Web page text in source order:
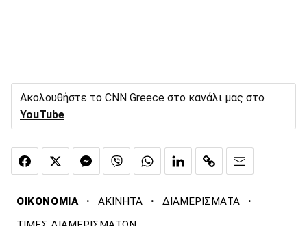
Ακολουθήστε το CNN Greece στο κανάλι μας στο
YouTube
ΟΙΚΟΝΟΜΙΑ · ΑΚΙΝΗΤΑ · ΔΙΑΜΕΡΙΣΜΑΤΑ ·